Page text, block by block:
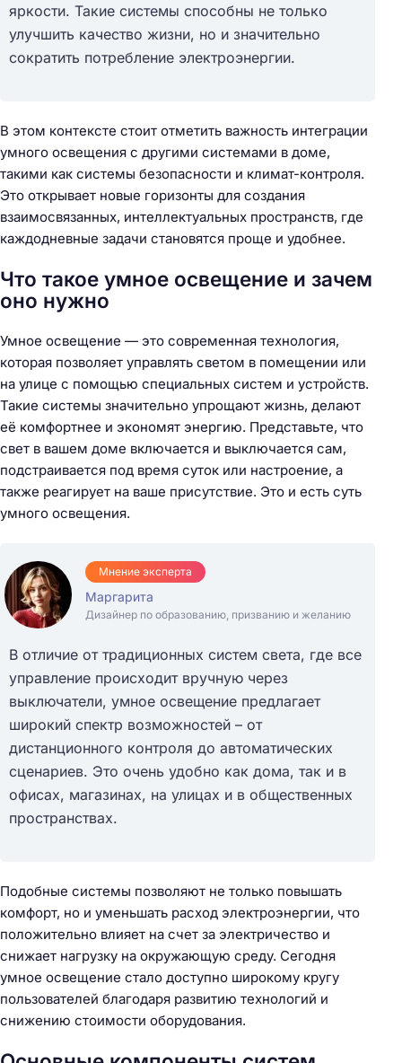
яркости. Такие системы способны не только
улучшить качество жизни, но и значительно
сократить потребление электроэнергии.
В этом контексте стоит отметить важность интеграции
умного освещения с другими системами в доме,
такими как системы безопасности и климат-контроля.
Это открывает новые горизонты для создания
взаимосвязанных, интеллектуальных пространств, где
каждодневные задачи становятся проще и удобнее.
Что такое умное освещение и зачем
оно нужно
Умное освещение — это современная технология,
которая позволяет управлять светом в помещении или
на улице с помощью специальных систем и устройств.
Такие системы значительно упрощают жизнь, делают
её комфортнее и экономят энергию. Представьте, что
свет в вашем доме включается и выключается сам,
подстраивается под время суток или настроение, а
также реагирует на ваше присутствие. Это и есть суть
умного освещения.
Мнение эксперта
Маргарита
Дизайнер по образованию, призванию и желанию
В отличие от традиционных систем света, где все
управление происходит вручную через
выключатели, умное освещение предлагает
широкий спектр возможностей – от
дистанционного контроля до автоматических
сценариев. Это очень удобно как дома, так и в
офисах, магазинах, на улицах и в общественных
пространствах.
Подобные системы позволяют не только повышать
комфорт, но и уменьшать расход электроэнергии, что
положительно влияет на счет за электричество и
снижает нагрузку на окружающую среду. Сегодня
умное освещение стало доступно широкому кругу
пользователей благодаря развитию технологий и
снижению стоимости оборудования.